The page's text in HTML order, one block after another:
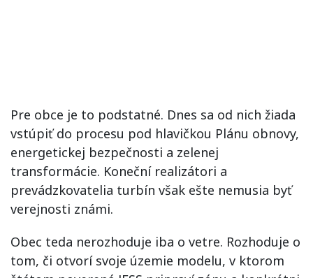
Pre obce je to podstatné. Dnes sa od nich žiada
vstúpiť do procesu pod hlavičkou Plánu obnovy,
energetickej bezpečnosti a zelenej
transformácie. Koneční realizátori a
prevádzkovatelia turbín však ešte nemusia byť
verejnosti známi.
Obec teda nerozhoduje iba o vetre. Rozhoduje o
tom, či otvorí svoje územie modelu, v ktorom